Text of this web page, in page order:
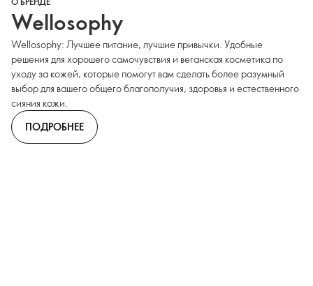
Wellosophy
Wellosophy: Лучшее питание, лучшие привычки. Удобные
решения для хорошего самочувствия и веганская косметика по
уходу за кожей, которые помогут вам сделать более разумный
выбор для вашего общего благополучия, здоровья и естественного
сияния кожи.
ПОДРОБНЕЕ